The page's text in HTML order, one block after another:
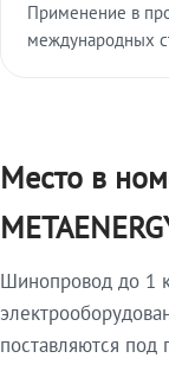
Применение в
международных
Место в
Шинопровод до 1
поставляются под